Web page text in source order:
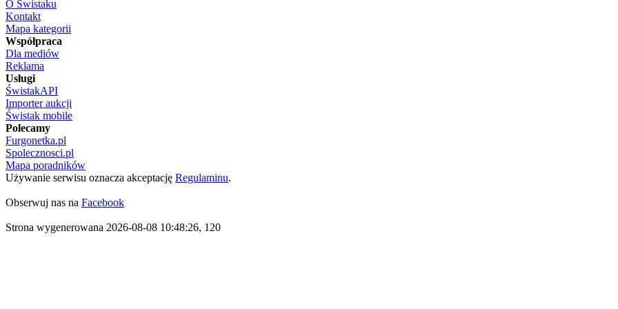
O Świstaku
Kontakt
Mapa kategorii
Współpraca
Dla mediów
Reklama
Usługi
ŚwistakAPI
Importer aukcji
Świstak mobile
Polecamy
Furgonetka.pl
Spolecznosci.pl
Mapa poradników
Używanie serwisu oznacza akceptację Regulaminu.
Obserwuj nas na Facebook
Strona wygenerowana 2026-08-08 10:48:26, 120